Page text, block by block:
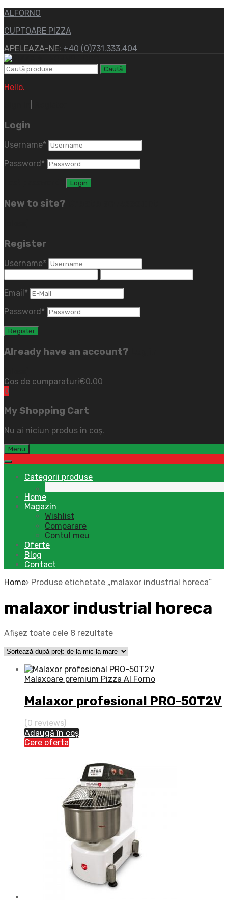
ALFORNO
CUPTOARE PIZZA
APELEAZA-NE: +40 (0)731.333.404
Caută
Hello.
Login
Username*
Password *
New to site?
Register
Username*
Email *
Password *
Already have an account?
Cos de cumparaturi€0.00
0
My Shopping Cart
Nu ai niciun produs în coș.
Menu
Categorii produse
Home
Magazin
Wishlist
Comparare
Contul meu
Oferte
Blog
Contact
Home
Produse etichetate „malaxor industrial horeca”
malaxor industrial horeca
Afișez toate cele 8 rezultate
Malaxoare premium Pizza Al Forno
Malaxor profesional PRO-50T2V
(0 reviews)
Adaugă în coș
Cere oferta